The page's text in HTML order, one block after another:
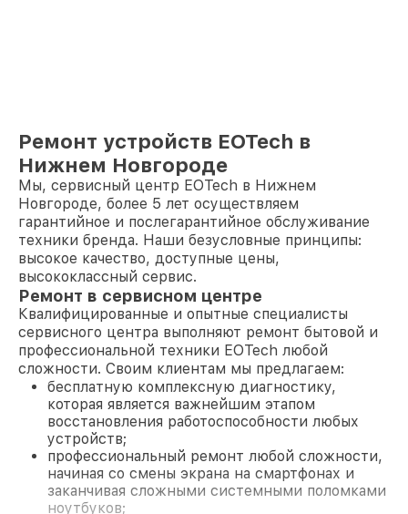
Ремонт устройств EOTech в
Нижнем Новгороде
Мы, сервисный центр EOTech в Нижнем
Новгороде, более 5 лет осуществляем
гарантийное и послегарантийное обслуживание
техники бренда. Наши безусловные принципы:
высокое качество, доступные цены,
высококлассный сервис.
Ремонт в сервисном центре
Квалифицированные и опытные специалисты
сервисного центра выполняют ремонт бытовой и
профессиональной техники EOTech любой
сложности. Своим клиентам мы предлагаем:
бесплатную комплексную диагностику,
которая является важнейшим этапом
восстановления работоспособности любых
устройств;
профессиональный ремонт любой сложности,
начиная со смены экрана на смартфонах и
заканчивая сложными системными поломками
ноутбуков;